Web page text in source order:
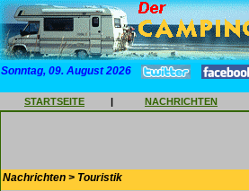
Sonntag, 09. August 2026
STARTSEITE | NACHRICHTEN
Nachrichten > Touristik